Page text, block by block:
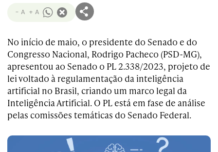
- A + A
No início de maio, o presidente do Senado e do
Congresso Nacional, Rodrigo Pacheco (PSD-MG),
apresentou ao Senado o PL 2.338/2023, projeto de
lei voltado à regulamentação da inteligência
artificial no Brasil, criando um marco legal da
Inteligência Artificial. O PL está em fase de análise
pelas comissões temáticas do Senado Federal.